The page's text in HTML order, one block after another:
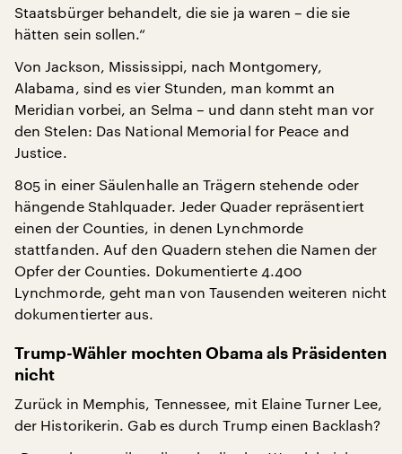
Staatsbürger behandelt, die sie ja waren – die sie
hätten sein sollen.“
Von Jackson, Mississippi, nach Montgomery,
Alabama, sind es vier Stunden, man kommt an
Meridian vorbei, an Selma – und dann steht man vor
den Stelen: Das National Memorial for Peace and
Justice.
805 in einer Säulenhalle an Trägern stehende oder
hängende Stahlquader. Jeder Quader repräsentiert
einen der Counties, in denen Lynchmorde
stattfanden. Auf den Quadern stehen die Namen der
Opfer der Counties. Dokumentierte 4.400
Lynchmorde, geht man von Tausenden weiteren nicht
dokumentierter aus.
Trump-Wähler mochten Obama als Präsidenten
nicht
Zurück in Memphis, Tennessee, mit Elaine Turner Lee,
der Historikerin. Gab es durch Trump einen Backlash?